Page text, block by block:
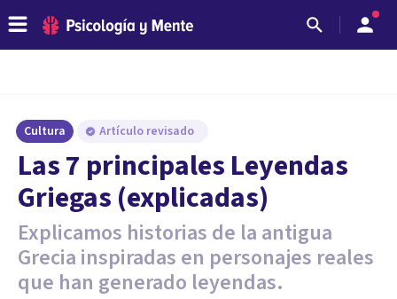
Cultura Artículo revisado
Las 7 principales Leyendas
Griegas (explicadas)
Explicamos historias de la antigua
Grecia inspiradas en personajes reales
que han generado leyendas.